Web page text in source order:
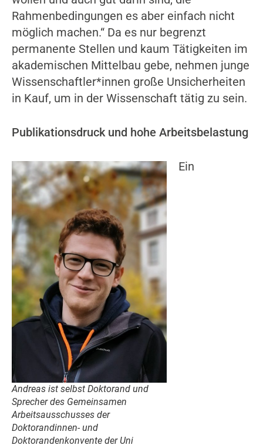
Rahmenbedingungen es aber einfach nicht
möglich machen.“ Da es nur begrenzt
permanente Stellen und kaum Tätigkeiten im
akademischen Mittelbau gebe, nehmen junge
Wissenschaftler*innen große Unsicherheiten
in Kauf, um in der Wissenschaft tätig zu sein.
Publikationsdruck und hohe Arbeitsbelastung
Andreas ist selbst Doktorand und
Sprecher des Gemeinsamen
Arbeitsausschusses der
Doktorandinnen- und
Doktorandenkonvente der Uni
Ein